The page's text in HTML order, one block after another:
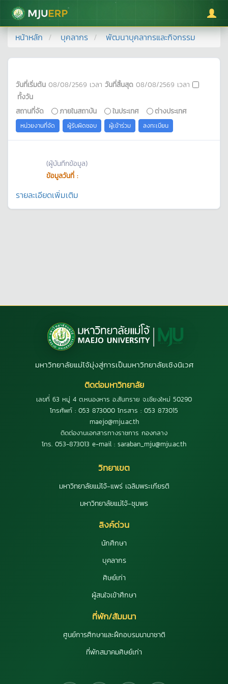
มหาวิทยาลัยแม่โจ้
หน้าหลัก บุคลากร พัฒนาบุคลากรและกิจกรรม
วันที่เริ่มต้น 08/08/2569 เวลา วันที่สิ้นสุด 08/08/2569 เวลา
ทั้งวัน
สถานที่จัด
ภายในสถาบัน ในประเทศ ต่างประเทศ
หน่วยงานที่จัด ผู้รับผิดชอบ ผู้เข้าร่วม ลงทะเบียน
(ผู้บันทึกข้อมูล)
ข้อมูลวันที่ :
รายละเอียดเพิ่มเติม
มหาวิทยาลัยแม่โจ้มุ่งสู่การเป็นมหาวิทยาลัยเชิงนิเวศ
ติดต่อมหาวิทยาลัย
เลขที่ 63 หมู่ 4 ต.หนองหาร อ.สันทราย จ.เชียงใหม่ 50290
โทรศัพท์ : 053 873000 โทรสาร : 053 873015
maejo@mju.ac.th
ติดต่องานเอกสารทางราชการ กองกลาง
โทร. 053-873013 e-mail : saraban_mju@mju.ac.th
วิทยาเขต
มหาวิทยาลัยแม่โจ้-แพร่ เฉลิมพระเกียรติ
มหาวิทยาลัยแม่โจ้-ชุมพร
ลิงค์ด่วน
นักศึกษา
บุคลากร
ศิษย์เก่า
ผู้สนใจเข้าศึกษา
ที่พัก/สัมมนา
ศูนย์การศึกษาและฝึกอบรมนานาชาติ
ที่พักสมาคมศิษย์เก่า